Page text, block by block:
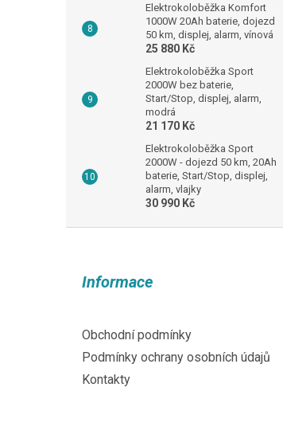
Elektrokoloběžka Komfort
1000W 20Ah baterie, dojezd
50 km, displej, alarm, vínová
25 880 Kč
Elektrokoloběžka Sport
2000W bez baterie,
Start/Stop, displej, alarm,
modrá
21 170 Kč
Elektrokoloběžka Sport
2000W - dojezd 50 km, 20Ah
baterie, Start/Stop, displej,
alarm, vlajky
30 990 Kč
Informace
Obchodní podmínky
Podmínky ochrany osobních údajů
Kontakty